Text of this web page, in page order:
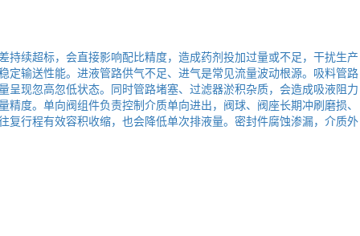
续超标，会直接影响配比精度，造成药剂投加过量或不足，干扰生产
输送性能。进液管路供气不足、进气是常见流量波动根源。吸料管路
现忽高忽低状态。同时管路堵塞、过滤器淤积杂质，会造成吸液阻力
度。单向阀组件负责控制介质单向进出，阀球、阀座长期冲刷磨损、
行程有效容积收缩，也会降低单次排液量。密封件腐蚀渗漏，介质外